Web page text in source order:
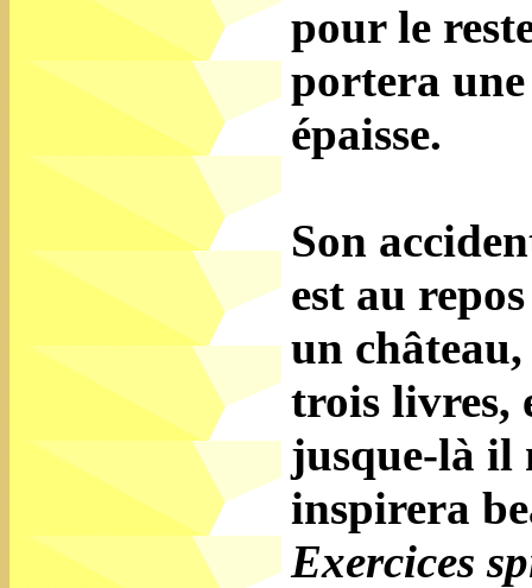
pour le
portera une
épaisse.
Son
est au
un château,
trois livres,
jusque-là il
inspirera
Exercices